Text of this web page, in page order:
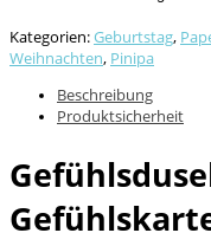
Kategorien:Geburtstag,
Weihnachten, Pinipa
Beschreibung
Produktsicherheit